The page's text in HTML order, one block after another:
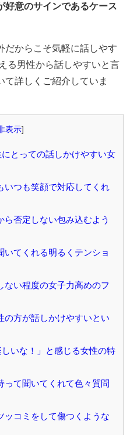
好意のサインであるケース
だからこそ気軽に話しやす
る男性から話しやすいと言
て詳しくご紹介していま
表示]
とっての話しかけやすい女
いつも笑顔で対応してくれ
否定しない包み込むよう
てくれる明るくテンショ
い程度の女子力高めのフ
方が話しかけやすいとい
いな！」と感じる女性の特
って聞いてくれて色々質問
コミをして傷つくような